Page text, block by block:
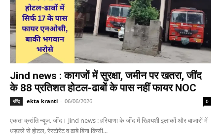
Jind news : कागजों में सुरक्षा, जमीन पर खतरा, जींद
के 88 प्रतिशत होटल-ढाबों के पास नहीं फायर NOC
जींद ekta kranti - 06/06/2026 0
एकता क्रांति न्यूज, जींद। Jind news : हरियाणा के जींद में रिहायशी इलाकों और बाजारों में
धड़ल्ले से होटल, रेस्टोरेंट व ढाबे बिना किसी...